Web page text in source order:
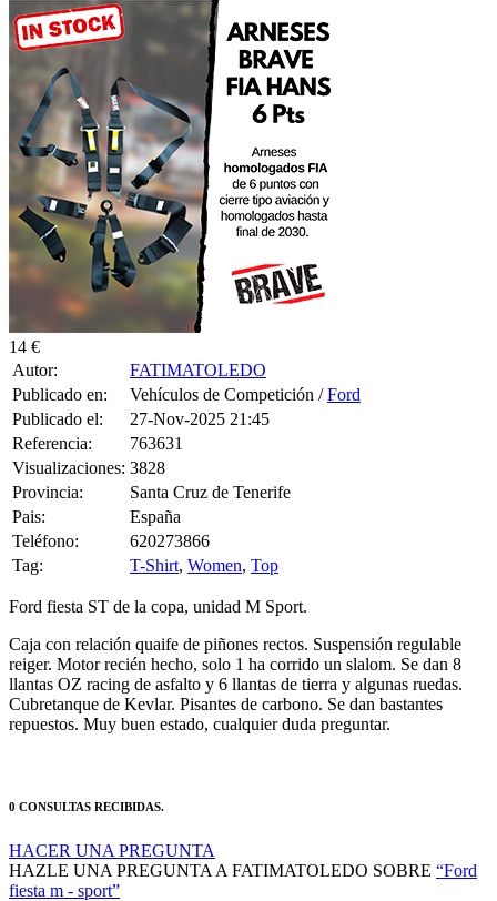
14 €
Autor:
FATIMATOLEDO
Publicado en:
Vehículos de Competición /Ford
Publicado el:
27-Nov-2025 21:45
Referencia:
763631
Visualizaciones: 3828
Provincia:
Santa Cruz de Tenerife
Pais:
España
Teléfono:
620273866
Tag:
T-Shirt, Women, Top
Ford fiesta ST de la copa, unidad M Sport.
Caja con relación quaife de piñones rectos. Suspensión regulable
reiger. Motor recién hecho, solo 1 ha corrido un slalom. Se dan 8
llantas OZ racing de asfalto y 6 llantas de tierra y algunas ruedas.
Cubretanque de Kevlar. Pisantes de carbono. Se dan bastantes
repuestos. Muy buen estado, cualquier duda preguntar.
0 CONSULTAS RECIBIDAS.
HACER UNA PREGUNTA
HAZLE UNA PREGUNTA A FATIMATOLEDO SOBRE “Ford
fiesta m - sport”